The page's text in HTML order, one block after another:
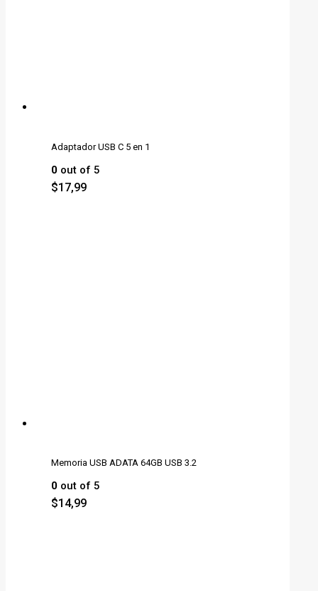
Adaptador USB C 5 en 1
0 out of 5
$17,99
Memoria USB ADATA 64GB USB 3.2
0 out of 5
$14,99